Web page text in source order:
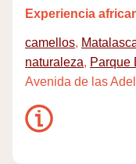
Experiencia
camellos,
naturaleza, Parque
Avenida de las